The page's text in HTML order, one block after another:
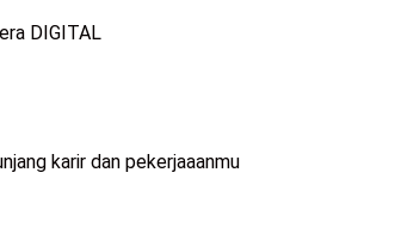
DIGITAL
karir dan pekerjaaanmu